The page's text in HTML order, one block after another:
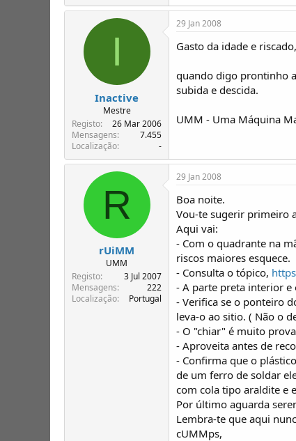
I
Inactive
Mestre
Registo
26 Mar 2006
Mensagens
7.455
Localização
-
29 Jan 2008
Gasto da idade e
quando digo prontinho
subida e descida.
UMM - Uma Máquina
R
rUiMM
UMM
Registo
3 Jul 2007
Mensagens
222
Localização
Portugal
29 Jan 2008
Boa noite.
Vou-te sugerir primeiro
Aqui vai:
- Com o quadrante na
riscos maiores esquece.
- Consulta o tópico,
- A parte preta interior e
- Verifica se o ponteiro
leva-o ao sitio. ( Não o
- O "chiar" é muito
- Aproveita antes de
- Confirma que o
de um ferro de soldar
com cola tipo araldite e
Por último aguarda
Lembra-te que aqui
cUMMps,